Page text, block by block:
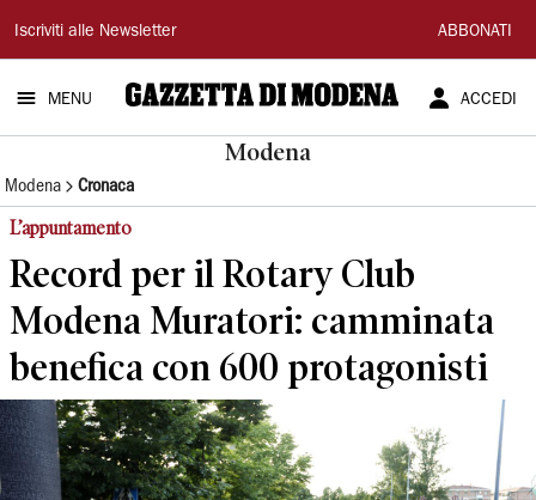
Gazzetta
di
Modena
Iscriviti alle Newsletter ABBONATI
MENU ACCEDI
Modena
Modena Cronaca
L’appuntamento
Record per il Rotary Club
Modena Muratori: camminata
benefica con 600 protagonisti